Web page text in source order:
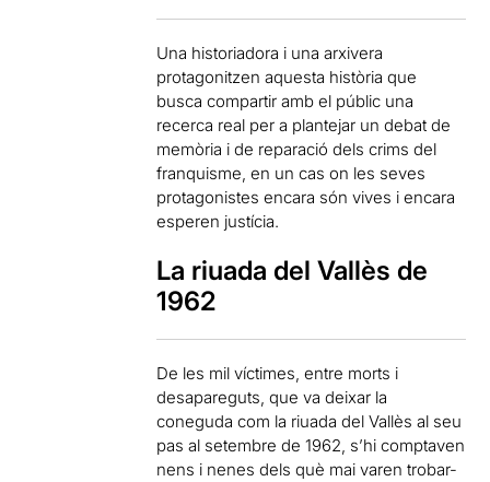
Una historiadora i una arxivera
protagonitzen aquesta història que
busca compartir amb el públic una
recerca real per a plantejar un debat de
memòria i de reparació dels crims del
franquisme, en un cas on les seves
protagonistes encara són vives i encara
esperen justícia.
La riuada del Vallès de
1962
De les mil víctimes, entre morts i
desapareguts, que va deixar la
coneguda com la riuada del Vallès al seu
pas al setembre de 1962, s’hi comptaven
nens i nenes dels què mai varen trobar-